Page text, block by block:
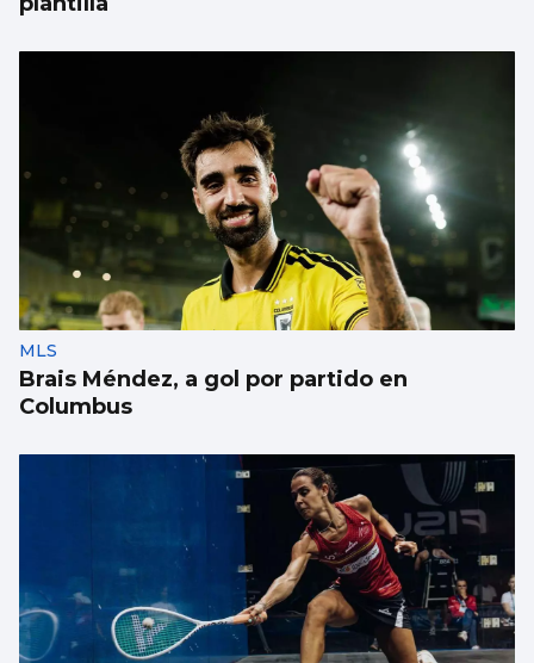
MLS
Brais Méndez, a gol por partido en
Columbus